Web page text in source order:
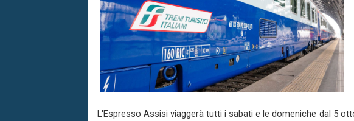
L'Espresso Assisi viaggerà tutti i sabati e le domeniche dal 5